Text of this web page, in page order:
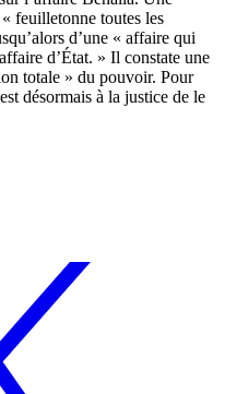
feuilletonne toutes les
d’une « affaire qui
d’État. » Il constate une
totale » du pouvoir. Pour
désormais à la justice de le